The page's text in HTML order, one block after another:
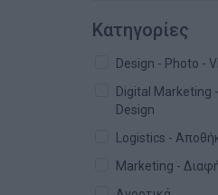
Κατηγορίες
Design - Photo -
Digital Marketing
Design
Logistics -
Marketing -